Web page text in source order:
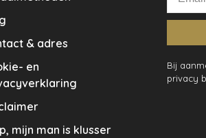
& adres
en
mijn man is klusser
Bij
privacy